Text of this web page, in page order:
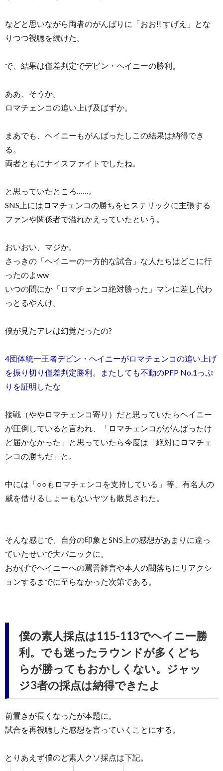
などと思いながら両者のがんばりに「おお!! すげえ」とな
りつつ視聴を続けた。
で、結果は僅差判定でデビン・ヘイニーの勝利。
ああ、そうか。
ロマチェンコの追い上げ及ばずか。
まあでも、ヘイニーもがんばったしこの結果は納得でき
る。
両者ともにナイスファイトでしたね。
と思っていたところ……。
SNS上にはロマチェンコの勝ちをヒステリックに主張する
ファンや関係者で溢れかえっていたという。
おいおい、マジか。
さっきの「ヘイニーの一方的な試合」な人たちはどこに行
ったのよww
いつの間にか「ロマチェンコ絶対勝った」マンに差し代わ
っとるやんけ。
僕が見たアレは幻覚だったの?
4団体統一王者デビン・ヘイニーがロマチェンコの追い上げ
を振り切り僅差判定勝利。またしても不動のPFP No.1っぷ
りを証明したな
接戦（ややロマチェンコ寄り）だと思っていたらヘイニー
が圧倒していると言われ、「ロマチェンコががんばったけ
ど届かなかった」と思っていたら今度は「絶対にロマチェ
ンコの勝ちだ」と。
中には「○○もロマチェンコを支持している」等、有名人の
威を借りるしょーもないヤツも散見された。
そんな感じで、自分の印象とSNS上の感想があまりに違っ
ていたせいで大パニックに。
おかげでヘイニーへの罵詈雑言や本人の闇落ちにリアクシ
ョンするまでに至らなかった次第である。
僕の素人採点は115-113でヘイニー勝
利。でも迷ったラウンドが多くどち
らが勝ってもおかしくない。ジャッ
ジ3者の採点は納得できたよ
前置きが長くなったが本題に。
試合を再視聴した感想を言っていくことにする。
とりあえず僕のど素人クソ採点は下記。